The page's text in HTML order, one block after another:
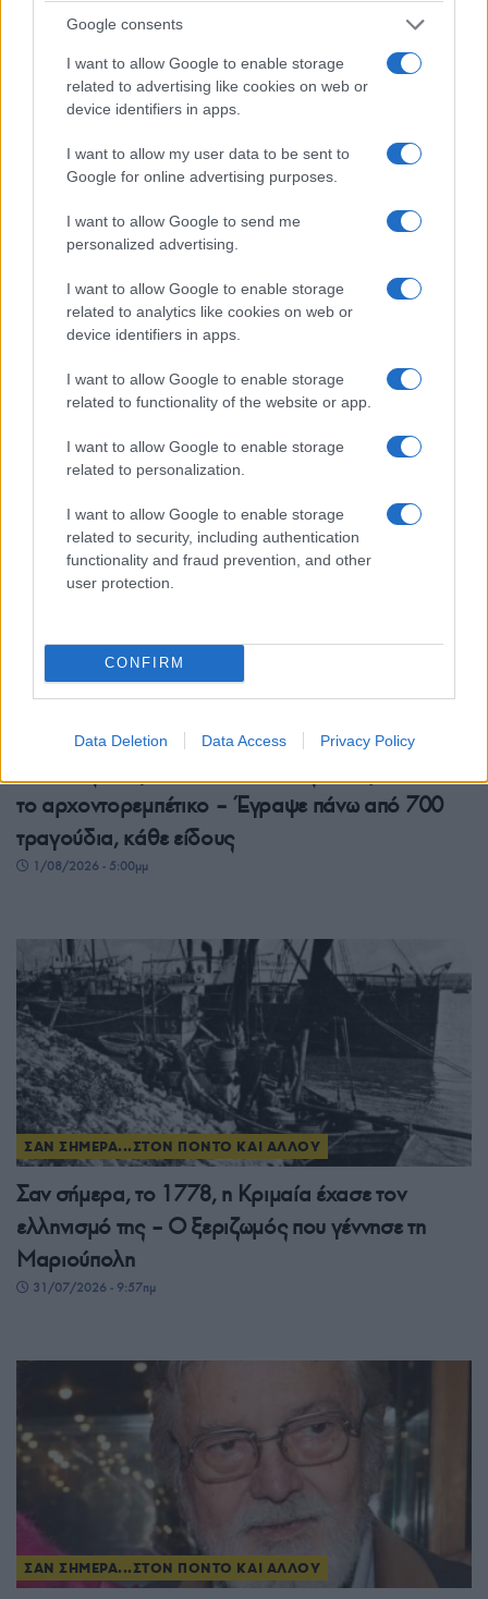
Google consents
I want to allow Google to enable storage
related to advertising like cookies on web or
device identifiers in apps.
I want to allow my user data to be sent to
Google for online advertising purposes.
I want to allow Google to send me
personalized advertising.
I want to allow Google to enable storage
related to analytics like cookies on web or
device identifiers in apps.
I want to allow Google to enable storage
related to functionality of the website or app.
I want to allow Google to enable storage
related to personalization.
I want to allow Google to enable storage
related to security, including authentication
functionality and fraud prevention, and other
user protection.
CONFIRM
Data Deletion Data Access Privacy Policy
3/08/2026 - 12:22μμ
ΣΑΝ ΣΗΜΕΡΑ...ΣΤΟΝ ΠΟΝΤΟ ΚΑΙ ΑΛΛΟΥ
Το άγνωστο πογκρόμ κατά των Ελλήνων στο
Τορόντο: Πώς μια φήμη πυροδότησε τρεις ημέρες
βίας στον Καναδά
3/08/2026 - 10:05πμ
το αρχοντορεμπέτικο – Έγραψε πάνω από 700
τραγούδια, κάθε είδους
1/08/2026 - 5:00μμ
ΣΑΝ ΣΗΜΕΡΑ...ΣΤΟΝ ΠΟΝΤΟ ΚΑΙ ΑΛΛΟΥ
Σαν σήμερα, το 1778, η Κριμαία έχασε τον
ελληνισμό της – Ο ξεριζωμός που γέννησε τη
Μαριούπολη
31/07/2026 - 9:57πμ
ΣΑΝ ΣΗΜΕΡΑ...ΣΤΟΝ ΠΟΝΤΟ ΚΑΙ ΑΛΛΟΥ